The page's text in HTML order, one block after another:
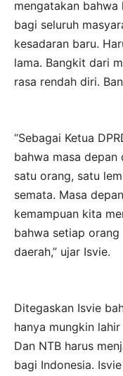
mengatakan bahwa
bagi seluruh
kesadaran baru.
lama. Bangkit dari
rasa rendah diri.
“Sebagai Ketua
bahwa masa
satu orang, satu
semata. Masa
kemampuan kita
bahwa setiap
daerah,” ujar Isvie.
Ditegaskan Isvie
hanya mungkin
Dan NTB harus
bagi Indonesia.